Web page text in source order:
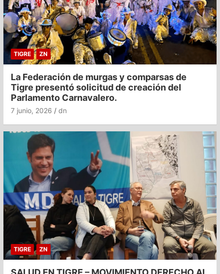
TIGRE ZN
La Federación de murgas y comparsas de
Tigre presentó solicitud de creación del
Parlamento Carnavalero.
7 junio, 2026 dn
TIGRE ZN